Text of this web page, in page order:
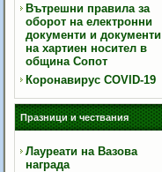
Вътрешни правила за
оборот на електронни
документи и документи
на хартиен носител в
община Сопот
Коронавирус COVID-19
Празници и чествания
Лауреати на Вазова
награда